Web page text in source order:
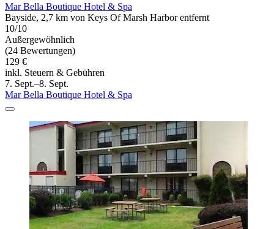
Mar Bella Boutique Hotel & Spa
Bayside, 2,7 km von Keys Of Marsh Harbor entfernt
10/10
Außergewöhnlich
(24 Bewertungen)
129 €
inkl. Steuern & Gebühren
7. Sept.–8. Sept.
Mar Bella Boutique Hotel & Spa